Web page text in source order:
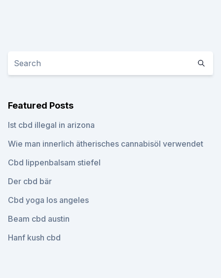
Featured Posts
Ist cbd illegal in arizona
Wie man innerlich ätherisches cannabisöl verwendet
Cbd lippenbalsam stiefel
Der cbd bär
Cbd yoga los angeles
Beam cbd austin
Hanf kush cbd